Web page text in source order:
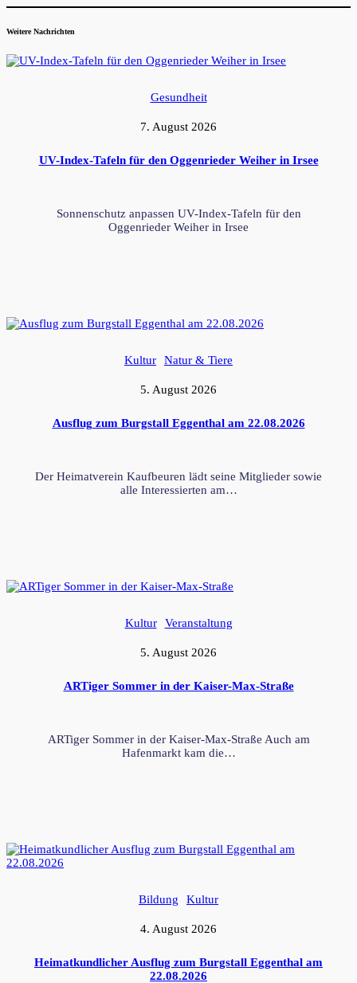
Weitere Nachrichten
Gesundheit
7. August 2026
UV-Index-Tafeln für den Oggenrieder Weiher in Irsee
Sonnenschutz anpassen UV-Index-Tafeln für den
Oggenrieder Weiher in Irsee
Kultur Natur & Tiere
5. August 2026
Ausflug zum Burgstall Eggenthal am 22.08.2026
Der Heimatverein Kaufbeuren lädt seine Mitglieder sowie
alle Interessierten am…
Kultur Veranstaltung
5. August 2026
ARTiger Sommer in der Kaiser-Max-Straße
ARTiger Sommer in der Kaiser-Max-Straße Auch am
Hafenmarkt kam die…
Bildung Kultur
4. August 2026
Heimatkundlicher Ausflug zum Burgstall Eggenthal am
22.08.2026